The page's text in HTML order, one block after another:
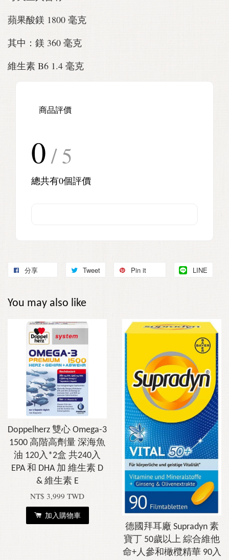
蘋果酸鎂 1800 毫克
其中：鎂 360 毫克
維生素 B6 1.4 毫克
商品評價
0 / 5
總共有0個評價
分享 Tweet Pin it LINE
You may also like
Doppelherz 雙心 Omega-3
1500 高階高劑量 深海魚
油 120入*2盒 共240入
EPA 和 DHA 加 維生素 D
& 維生素 E
NT$ 3,999 TWD
加入購物車
德國拜耳廠 Supradyn 素
寶丁 50歲以上 綜合維他
命+人參和橄欖精華 90入